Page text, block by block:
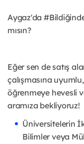
Aygaz'da
mısın?
Eğer sen de satış
çalışmasına
öğrenmeye hevesli
aramıza bekliyoruz!
Üniversitelerin
Bilimler veya